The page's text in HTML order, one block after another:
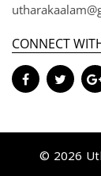
CONNECT
© 2026